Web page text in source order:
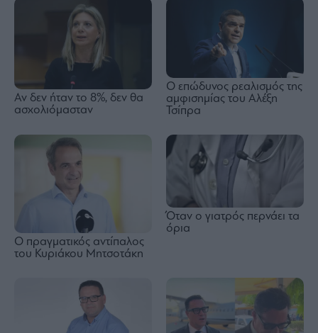
Αν δεν ήταν το 8%, δεν θα
ασχολιόμασταν
Ο επώδυνος ρεαλισμός της
αμφισημίας του Αλέξη
Τσίπρα
Ο πραγματικός αντίπαλος
του Κυριάκου Μητσοτάκη
Όταν ο γιατρός περνάει τα
όρια